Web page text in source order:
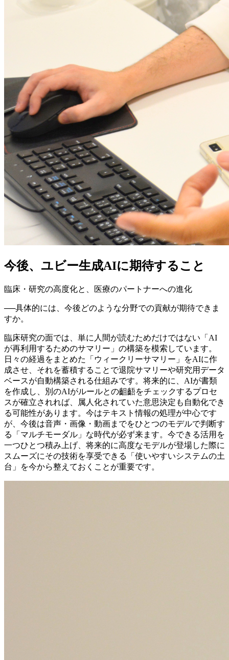
今後、ユビー生成AIに期待すること
臨床・研究の高度化と、医療のパートナーへの進化
──具体的には、今後どのような分野での貢献が期待できま
すか。
臨床研究の面では、単に人間が読むためだけではない「AI
が再利用するためのサマリー」の構築を模索しています。
日々の経過をまとめた「ウィークリーサマリー」をAIに作
成させ、それを蓄積することで退院サマリーや研究用データ
ベースが自動構築される仕組みです。将来的に、AIが書類
を作成し、別のAIがルールとの齟齬をチェックするプロセ
スが確立されれば、属人化されていた意思決定も自動化でき
る可能性があります。今はテキスト情報の処理が中心です
が、今後は音声・画像・動画までをひとつのモデルで判断す
る「マルチモーダル」な時代が必ず来ます。今できる活用を
一つひとつ積み上げ、将来的に高度なモデルが登場した際に
スムーズにその技術を享受できる「使いやすいシステムの土
台」を今から整えておくことが重要です。